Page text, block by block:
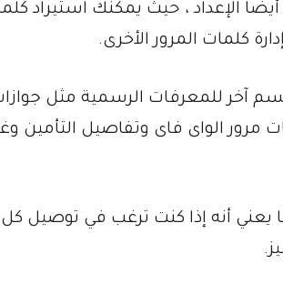
الإعداد ، حيث يمكنك استيراد
كلمات المرور الأخرى.
آخر للمعرفات الرسمية مثل
الواى فاى وتفاصيل التأمين
يعني أنه إذا كنت ترغب في توصيل